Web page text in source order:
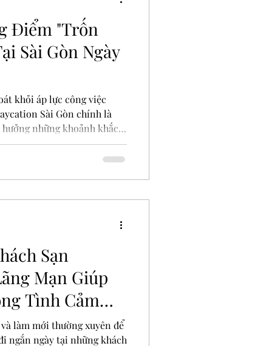
Điểm "Trốn
Sài Gòn Ngày
khỏi áp lực công việc
Sài Gòn chính là
những khoảnh khắc
phố. Với nhiều điểm đến
trọng đến các không
sang trọng tại trung tâm
gì và tại sao nên
Sạn
Mạn Giúp
Tình Cảm
làm mới thường xuyên để
ngắn ngày tại những khách